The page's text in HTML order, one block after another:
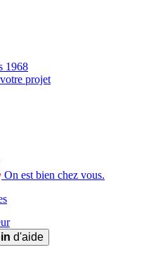
1968
projet
On est bien chez vous.
d'aide